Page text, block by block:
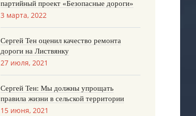
партийный проект «Безопасные дороги»
3 марта, 2022
Сергей Тен оценил качество ремонта
дороги на Листвянку
27 июля, 2021
Сергей Тен: Мы должны упрощать
правила жизни в сельской территории
15 июня, 2021